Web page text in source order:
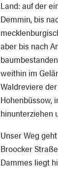
Land: auf der
Demmin, bis
aber bis nach
weithin im
Waldreviere
Hohenbüssow,
hinunterziehen
Unser Weg
Broocker
Dammes liegt